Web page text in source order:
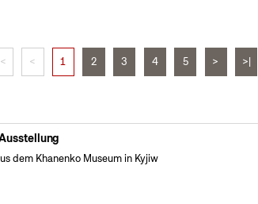
< 1 2 3 4 5 > >|
dem Khanenko Museum in Kyjiw